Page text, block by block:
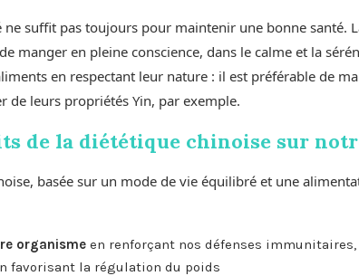
suffit pas toujours pour maintenir une bonne santé.
manger en pleine conscience, dans le calme et la
en respectant leur nature : il est préférable de
de leurs propriétés Yin, par exemple.
de la diététique chinoise sur
basée sur un mode de vie équilibré et une
organisme en renforçant nos défenses
favorisant la régulation du poids